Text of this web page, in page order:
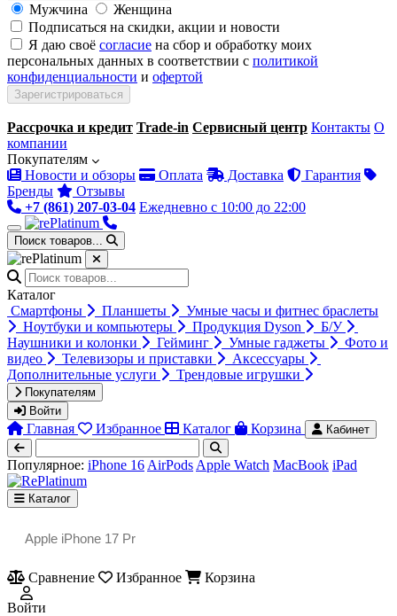
Мужчина
Женщина
Подписаться на скидки, акции и новости
Я даю своё согласие на сбор и обработку моих
персональных данных в соответствии с политикой
конфиденциальности и офертой
Зарегистрироваться
Рассрочка и кредит Trade-in Сервисный центр Контакты О
компании
Покупателям
Новости и обзоры
Оплата Доставка
Гарантия
Бренды
Отзывы
+7 (861) 207-03-04 Ежедневно с 10:00 до 22:00
Поиск товаров...
Каталог
Смартфоны
Планшеты
Умные часы и фитнес браслеты
Ноутбуки и компьютеры
Продукция Dyson
Б/У
Наушники и колонки
Гейминг Умные гаджеты
Фото и
видео
Телевизоры и приставки
Аксессуары
Дополнительные услуги
Трендовые игрушки
Покупателям
Войти
Главная Избранное Каталог Корзина Кабинет
Популярное: iPhone 16 AirPods Apple Watch MacBook iPad
Каталог
Сравнение Избранное
Корзина
Войти